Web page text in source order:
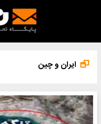
ایران و چین